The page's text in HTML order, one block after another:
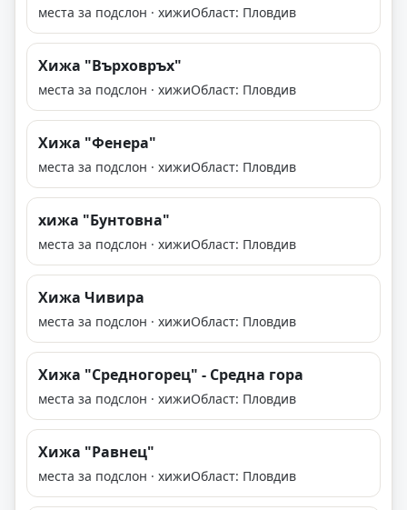
места за подслон · хижиОбласт: Пловдив
Хижа "Върховръх"
места за подслон · хижиОбласт: Пловдив
Хижа "Фенера"
места за подслон · хижиОбласт: Пловдив
хижа "Бунтовна"
места за подслон · хижиОбласт: Пловдив
Хижа Чивира
места за подслон · хижиОбласт: Пловдив
Хижа "Средногорец" - Средна гора
места за подслон · хижиОбласт: Пловдив
Хижа "Равнец"
места за подслон · хижиОбласт: Пловдив